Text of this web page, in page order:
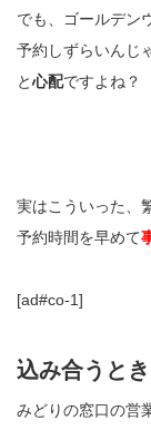
でも、ゴールデン
予約しずらいんじ
と心配ですよね？
実はこういった、
予約時間を早めて
[ad#co-1]
込み合うと
みどりの窓口の営